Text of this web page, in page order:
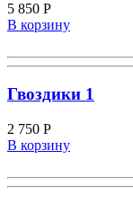
5 850 Р
В корзину
Гвоздики 1
2 750 Р
В корзину